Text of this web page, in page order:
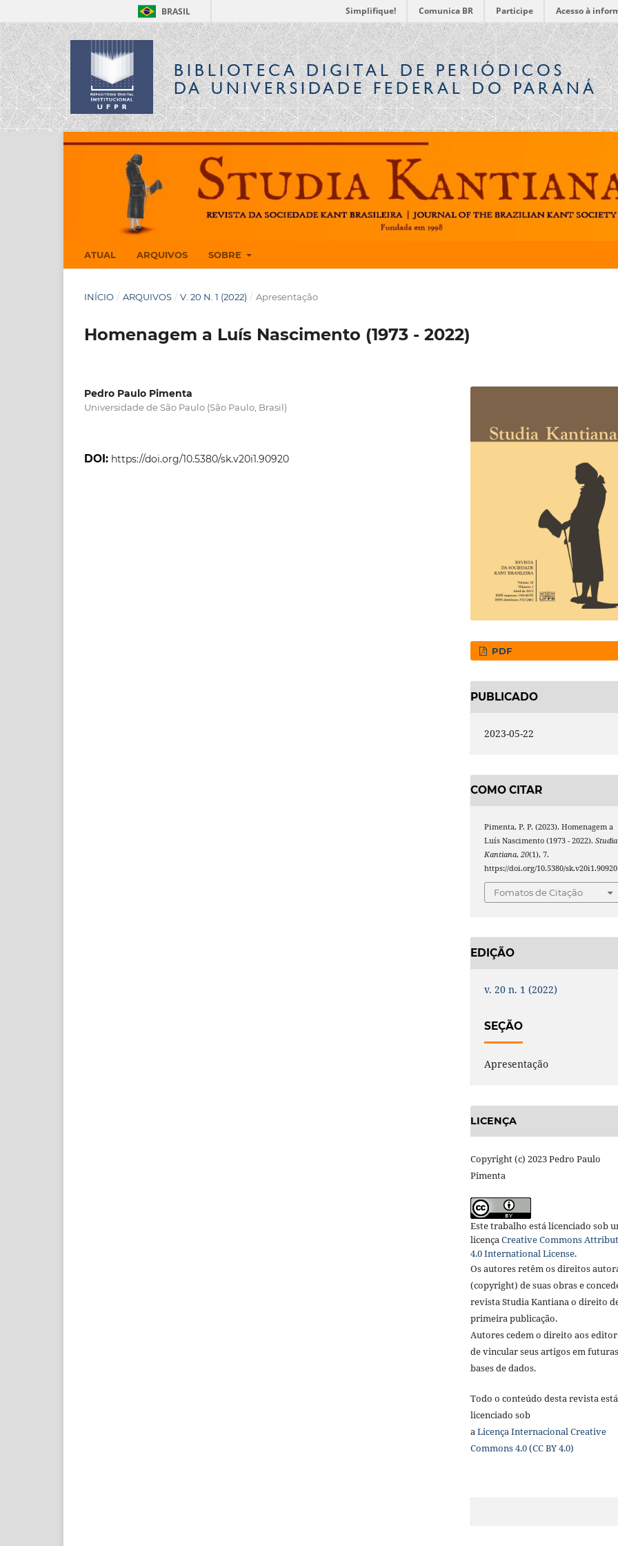
BRASIL Simplifique! Comunica BR Participe Acesso à
BIBLIOTECA DIGITALDE PERIÓDICOS
DA UNIVERSIDADE FEDERAL DO PARANÁ
ATUAL ARQUIVOS SOBRE
INÍCIO / ARQUIVOS / V. 20 N. 1 (2022) / Apresentação
Homenagem a Luís Nascimento (1973 - 2022)
Pedro Paulo Pimenta
Universidade de São Paulo (São Paulo, Brasil)
DOI: https://doi.org/10.5380/sk.v20i1.90920
PDF
PUBLICADO
2023-05-22
COMO CITAR
Pimenta, P. P. (2023). Homenagem a
Luís Nascimento (1973 - 2022).Studia
Kantiana,20(1), 7.
https://doi.org/10.5380/sk.v20i1.90920
Fomatos de Citação
EDIÇÃO
v. 20 n. 1 (2022)
SEÇÃO
Apresentação
LICENÇA
Copyright (c) 2023 Pedro Paulo
Pimenta
Este trabalho está licenciado sob
licençaCreative Commons
4.0 International License.
Os autores retêm os direitos
(copyright) de suas obras e
revista Studia Kantiana o direito
primeira publicação.
Autores cedem o direito aos
de vincular seus artigos em futuras
bases de dados.
Todo o conteúdo desta revista está
licenciado sob
aLicençaInternacional Creative
Commons 4.0 (CC BY 4.0)